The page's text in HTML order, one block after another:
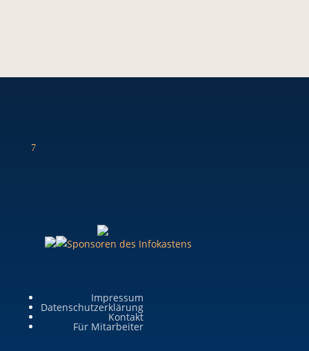
7
Impressum
Datenschutzerklärung
Kontakt
Für Mitarbeiter